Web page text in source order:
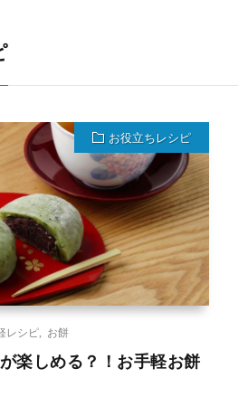
お役立ちレシピ
レシピ お餅
楽しめる？！お手軽お餅